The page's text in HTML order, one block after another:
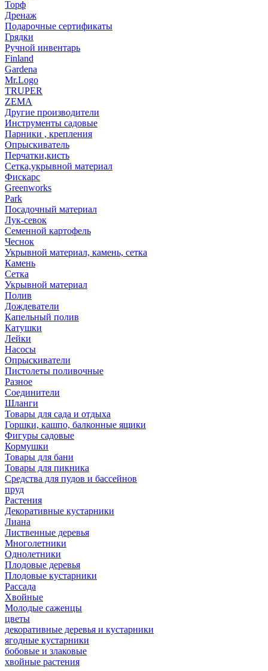
Торф
Дренаж
Подарочные сертификаты
Грядки
Ручной инвентарь
Finland
Gardena
Mr.Logo
TRUPER
ZEMA
Другие производители
Инструменты садовые
Парники , крепления
Опрыскиватель
Перчатки,кисть
Сетка,укрывной материал
Фискарс
Greenworks
Park
Посадочный материал
Лук-севок
Семенной картофель
Чеснок
Укрывной материал, камень, сетка
Камень
Сетка
Укрывной материал
Полив
Дождеватели
Капельный полив
Катушки
Лейки
Насосы
Опрыскиватели
Пистолеты поливочные
Разное
Соединители
Шланги
Товары для сада и отдыха
Горшки, кашпо, балконные ящики
Фигуры садовые
Кормушки
Товары для бани
Товары для пикника
Средства для пудов и бассейнов
пруд
Растения
Декоративные кустарники
Лиана
Лиственные деревья
Многолетники
Однолетники
Плодовые деревья
Плодовые кустарники
Рассада
Хвойные
Молодые саженцы
цветы
декоративные деревья и кустарники
ягодные кустарники
бобовые и злаковые
хвойные растения